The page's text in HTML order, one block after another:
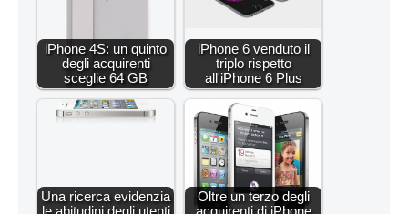
iPhone 4S: un quinto
degli acquirenti
sceglie 64 GB
iPhone 6 venduto il
triplo rispetto
all'iPhone 6 Plus
Una ricerca evidenzia
le abitudini degli utenti
Oltre un terzo degli
acquirenti di iPhone